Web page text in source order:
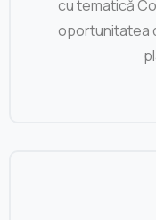
cu tematică
oportunitatea